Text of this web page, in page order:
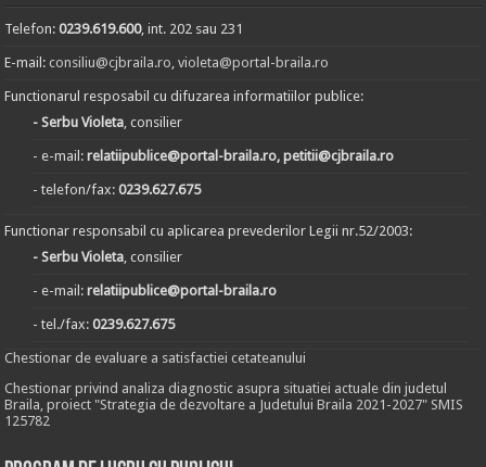
Telefon:0239.619.600, int. 202 sau 231
E-mail:consiliu@cjbraila.ro,violeta@portal-braila.ro
Functionarul resposabil cu difuzarea informatiilor publice:
- Serbu Violeta, consilier
- e-mail:relatiipublice@portal-braila.ro, petitii@cjbraila.ro
- telefon/fax:0239.627.675
Functionar responsabil cu aplicarea prevederilor Legii nr.52/2003:
- Serbu Violeta, consilier
- e-mail:relatiipublice@portal-braila.ro
- tel./fax:0239.627.675
Chestionar de evaluare a satisfactiei cetateanului
Chestionar privind analiza diagnostic asupra situatiei actuale din judetul
Braila, proiect "Strategia de dezvoltare a Judetului Braila 2021-2027" SMIS
125782